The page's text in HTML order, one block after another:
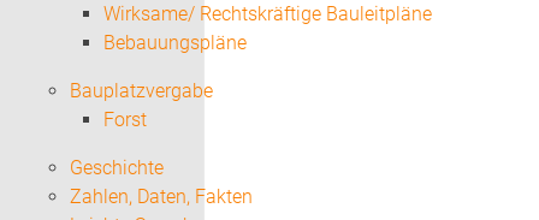
Wirksame/ Rechtskräftige Bauleitpläne
Bebauungspläne
Bauplatzvergabe
Forst
Geschichte
Zahlen, Daten, Fakten